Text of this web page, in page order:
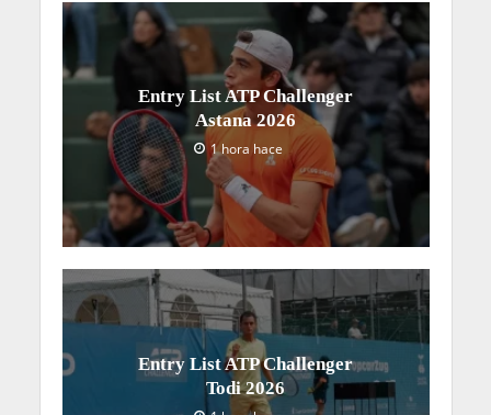
Entry List ATP Challenger
Astana 2026
1 hora hace
Entry List ATP Challenger
Todi 2026